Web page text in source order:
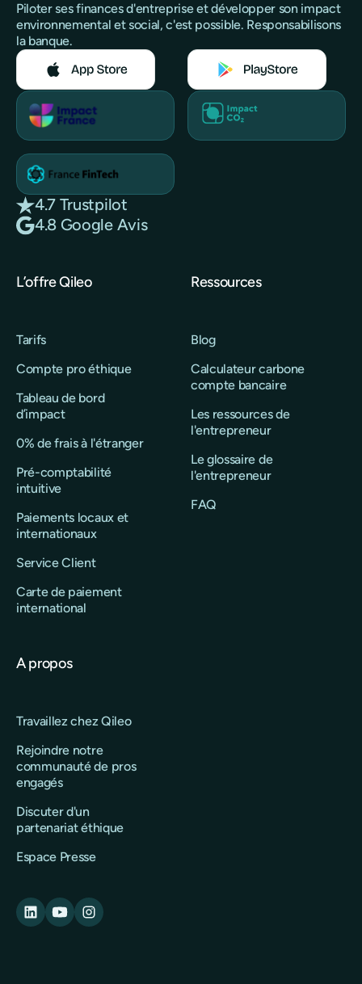
Piloter ses finances d'entreprise et développer son impact
environnemental et social, c'est possible. Responsabilisons
la banque.
4.7 Trustpilot
4.8 Google Avis
L’offre Qileo
Tarifs
Compte pro éthique
Tableau de bord
d’impact
0% de frais à l'étranger
Pré-comptabilité
intuitive
Paiements locaux et
internationaux
Service Client
Carte de paiement
international
Ressources
Blog
Calculateur carbone
compte bancaire
Les ressources de
l'entrepreneur
Le glossaire de
l'entrepreneur
FAQ
A propos
Travaillez chez Qileo
Rejoindre notre
communauté de pros
engagés
Discuter d'un
partenariat éthique
Espace Presse